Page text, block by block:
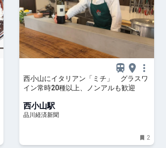
西小山にイタリアン「ミチ」 グラスワ
イン常時20種以上、ノンアルも歓迎
西小山駅
品川経済新聞
2